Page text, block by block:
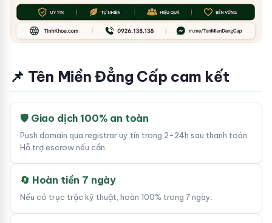
📌 Tên Miền Đẳng Cấp cam kết
🛡 Giao dịch 100% an toàn
Push domain qua registrar uy tín trong 2-24h sau thanh toán.
Hỗ trợ escrow nếu cần.
🔄 Hoàn tiền 7 ngày
Nếu có trục trặc kỹ thuật, hoàn 100% trong 7 ngày.